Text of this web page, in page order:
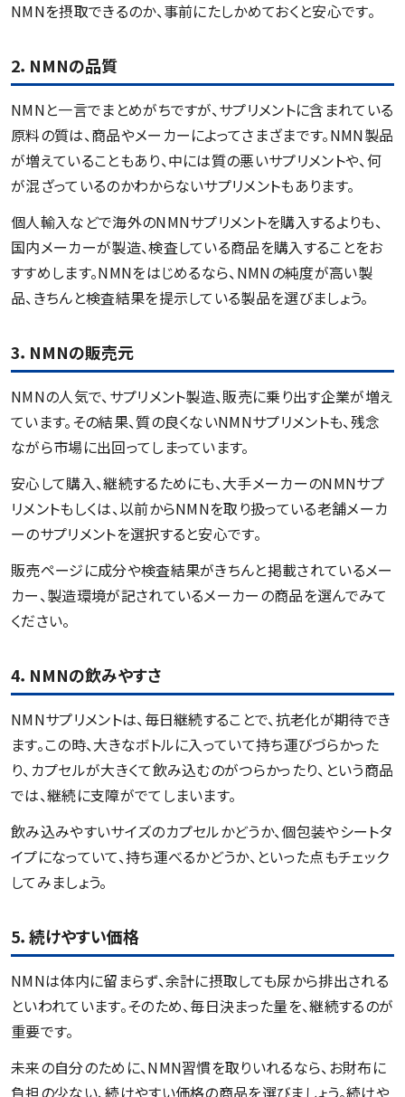
NMNを摂取できるのか、事前にたしかめておくと安心です。
2．NMNの品質
NMNと一言でまとめがちですが、サプリメントに含まれている
原料の質は、商品やメーカーによってさまざまです。NMN製品
が増えていることもあり、中には質の悪いサプリメントや、何
が混ざっているのかわからないサプリメントもあります。
個人輸入などで海外のNMNサプリメントを購入するよりも、
国内メーカーが製造、検査している商品を購入することをお
すすめします。NMNをはじめるなら、NMNの純度が高い製
品、きちんと検査結果を提示している製品を選びましょう。
3．NMNの販売元
NMNの人気で、サプリメント製造、販売に乗り出す企業が増え
ています。その結果、質の良くないNMNサプリメントも、残念
ながら市場に出回ってしまっています。
安心して購入、継続するためにも、大手メーカーのNMNサプ
リメントもしくは、以前からNMNを取り扱っている老舗メーカ
ーのサプリメントを選択すると安心です。
販売ページに成分や検査結果がきちんと掲載されているメー
カー、製造環境が記されているメーカーの商品を選んでみて
ください。
4．NMNの飲みやすさ
NMNサプリメントは、毎日継続することで、抗老化が期待でき
ます。この時、大きなボトルに入っていて持ち運びづらかった
り、カプセルが大きくて飲み込むのがつらかったり、という商品
では、継続に支障がでてしまいます。
飲み込みやすいサイズのカプセルかどうか、個包装やシートタ
イプになっていて、持ち運べるかどうか、といった点もチェック
してみましょう。
5．続けやすい価格
NMNは体内に留まらず、余計に摂取しても尿から排出される
といわれています。そのため、毎日決まった量を、継続するのが
重要です。
未来の自分のために、NMN習慣を取りいれるなら、お財布に
負担の少ない、続けやすい価格の商品を選びましょう。続けや